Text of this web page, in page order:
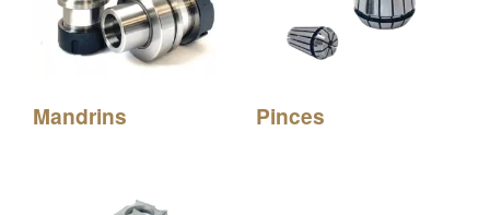
Mandrins Pinces